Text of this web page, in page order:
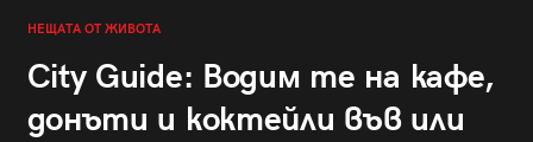
НЕЩАТА ОТ ЖИВОТА
City Guide: Водим те на кафе,
донъти и коктейли във или